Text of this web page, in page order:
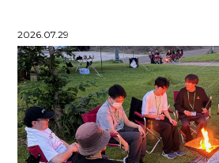
2026.07.29